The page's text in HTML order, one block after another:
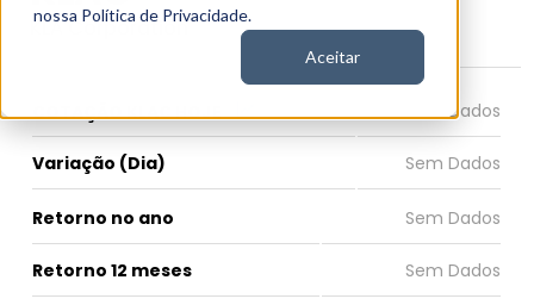
nossa Política de Privacidade.
Aceitar
KLA Corporation
COTAÇÃO KLAC HOJE
Variação (Dia)
Retorno no ano
Retorno 12 meses